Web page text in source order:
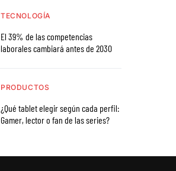
TECNOLOGÍA
El 39% de las competencias
laborales cambiará antes de 2030
PRODUCTOS
¿Qué tablet elegir según cada perfil:
Gamer, lector o fan de las series?